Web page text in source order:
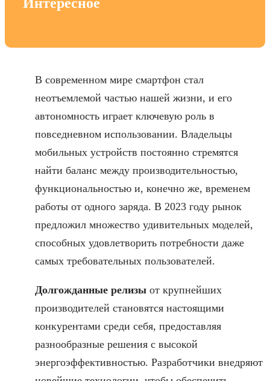
Интересное
В современном мире смартфон стал
неотъемлемой частью нашей жизни, и его
автономность играет ключевую роль в
повседневном использовании. Владельцы
мобильных устройств постоянно стремятся
найти баланс между производительностью,
функциональностью и, конечно же, временем
работы от одного заряда. В 2023 году рынок
предложил множество удивительных моделей,
способных удовлетворить потребности даже
самых требовательных пользователей.
Долгожданные релизы от крупнейших
производителей становятся настоящими
конкурентами среди себя, предоставляя
разнообразные решения с высокой
энергоэффективностью. Разработчики внедряют